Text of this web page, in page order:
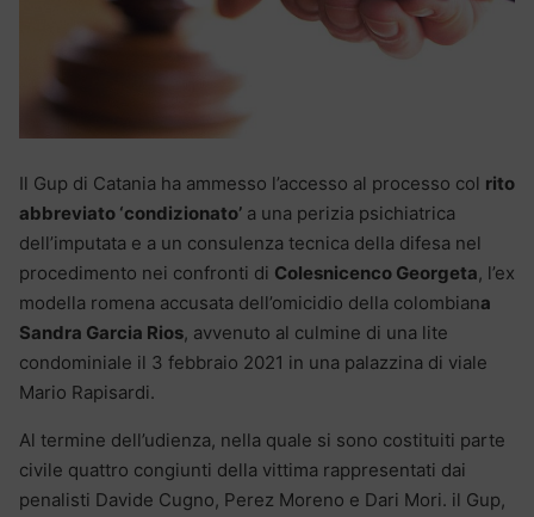
Il Gup di Catania ha ammesso l’accesso al processo col rito
abbreviato ‘condizionato’ a una perizia psichiatrica
dell’imputata e a un consulenza tecnica della difesa nel
procedimento nei confronti di Colesnicenco Georgeta, l’ex
modella romena accusata dell’omicidio della colombiana
Sandra Garcia Rios, avvenuto al culmine di una lite
condominiale il 3 febbraio 2021 in una palazzina di viale
Mario Rapisardi.
Al termine dell’udienza, nella quale si sono costituiti parte
civile quattro congiunti della vittima rappresentati dai
penalisti Davide Cugno, Perez Moreno e Dari Mori. il Gup,